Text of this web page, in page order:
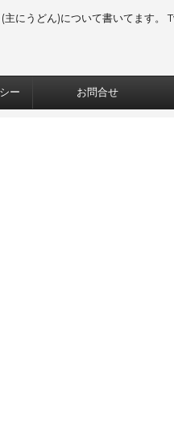
にうどん)について書いてます。
ー お問合せ